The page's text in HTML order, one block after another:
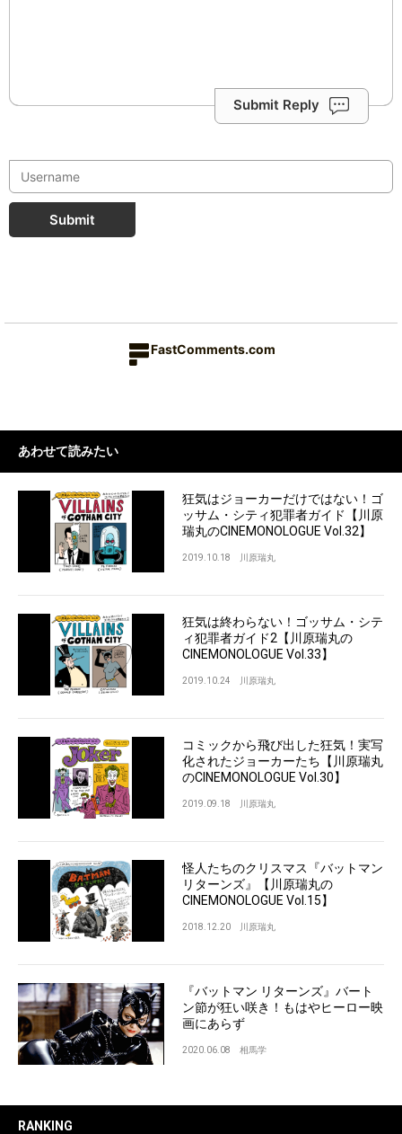
Submit Reply
Submit
FastComments.com
あわせて読みたい
狂気はジョーカーだけではない！ゴ
ッサム・シティ犯罪者ガイド【川原
瑞丸のCINEMONOLOGUE Vol.32】
2019.10.18 川原瑞丸
狂気は終わらない！ゴッサム・シテ
ィ犯罪者ガイド2【川原瑞丸の
CINEMONOLOGUE Vol.33】
2019.10.24 川原瑞丸
コミックから飛び出した狂気！実写
化されたジョーカーたち【川原瑞丸
のCINEMONOLOGUE Vol.30】
2019.09.18 川原瑞丸
怪人たちのクリスマス『バットマン
リターンズ』【川原瑞丸の
CINEMONOLOGUE Vol.15】
2018.12.20 川原瑞丸
『バットマン リターンズ』バート
ン節が狂い咲き！もはやヒーロー映
画にあらず
2020.06.08 相馬学
RANKING